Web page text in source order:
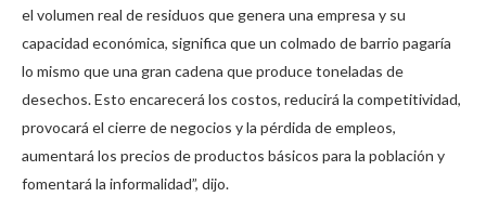
el volumen real de residuos que genera una empresa y su
capacidad económica, significa que un colmado de barrio pagaría
lo mismo que una gran cadena que produce toneladas de
desechos. Esto encarecerá los costos, reducirá la competitividad,
provocará el cierre de negocios y la pérdida de empleos,
aumentará los precios de productos básicos para la población y
fomentará la informalidad”, dijo.